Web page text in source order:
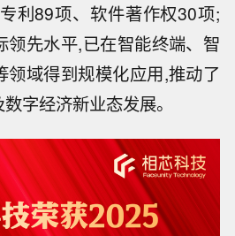
利89项、软件著作权30项;
领先水平,已在智能终端、智
领域得到规模化应用,推动了
字经济新业态发展。